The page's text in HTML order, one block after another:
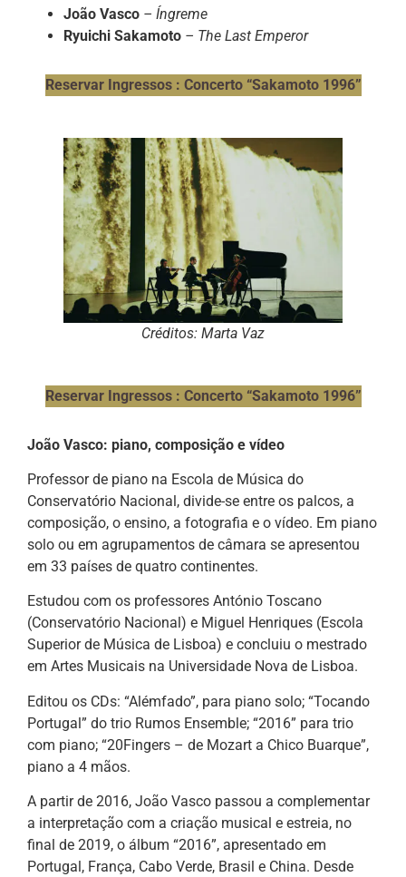
João Vasco – Íngreme
Ryuichi Sakamoto – The Last Emperor
Reservar Ingressos : Concerto “Sakamoto 1996”
Créditos: Marta Vaz
Reservar Ingressos : Concerto “Sakamoto 1996”
João Vasco: piano, composição e vídeo
Professor de piano na Escola de Música do
Conservatório Nacional, divide-se entre os palcos, a
composição, o ensino, a fotografia e o vídeo. Em piano
solo ou em agrupamentos de câmara se apresentou
em 33 países de quatro continentes.
Estudou com os professores António Toscano
(Conservatório Nacional) e Miguel Henriques (Escola
Superior de Música de Lisboa) e concluiu o mestrado
em Artes Musicais na Universidade Nova de Lisboa.
Editou os CDs: “Alémfado”, para piano solo; “Tocando
Portugal” do trio Rumos Ensemble; “2016” para trio
com piano; “20Fingers – de Mozart a Chico Buarque”,
piano a 4 mãos.
A partir de 2016, João Vasco passou a complementar
a interpretação com a criação musical e estreia, no
final de 2019, o álbum “2016”, apresentado em
Portugal, França, Cabo Verde, Brasil e China. Desde